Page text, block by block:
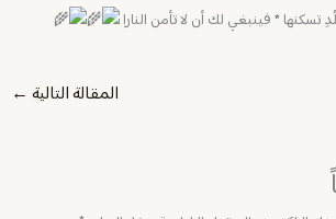
تسكنها *فينبغي لك أن لا تأمن النارا
المقالة التالية ←